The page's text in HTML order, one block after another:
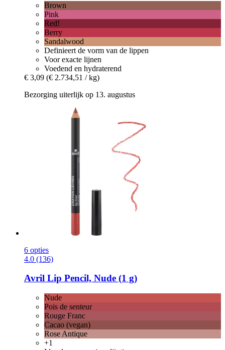
Brown
Pink
Red!
Berry
Sandalwood
Definieert de vorm van de lippen
Voor exacte lijnen
Voedend en hydraterend
€ 3,09 (€ 2.734,51 / kg)
Bezorging uiterlijk op 13. augustus
6 opties
4.0 (136)
Avril Lip Pencil, Nude (1 g)
Nude
Pois de senteur
Rouge Franc
Cacao (vegan)
Rose Antique
+1